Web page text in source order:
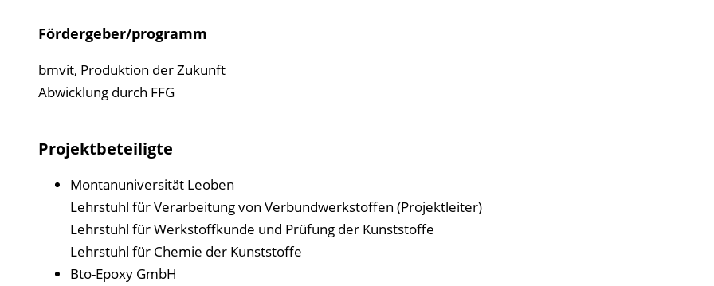
Fördergeber/programm
bmvit, Produktion der Zukunft
Abwicklung durch FFG
Projektbeteiligte
Montanuniversität Leoben
Lehrstuhl für Verarbeitung von Verbundwerkstoffen (Projektleiter)
Lehrstuhl für Werkstoffkunde und Prüfung der Kunststoffe
Lehrstuhl für Chemie der Kunststoffe
Bto-Epoxy GmbH